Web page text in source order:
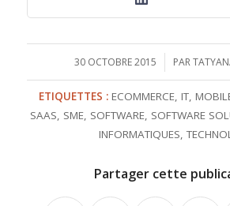
30 OCTOBRE 2015
/ PAR
ETIQUETTES : ECOMMERCE,IT,
SAAS, SME, SOFTWARE, SOFTWARE
INFORMATIQUES,
Partager cette